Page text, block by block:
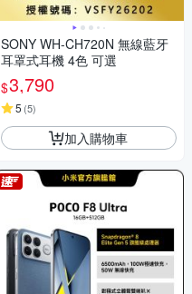
SONY WH-CH720N 無線藍牙
耳罩式耳機 4色 可選
$3,790
5 (5)
加入購物車